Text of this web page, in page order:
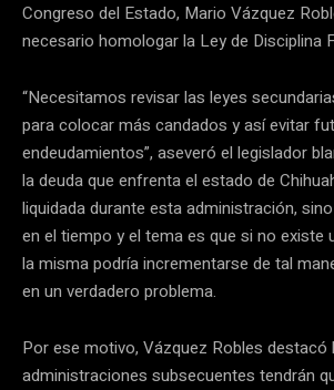
Congreso del Estado, Mario Vázquez
necesario homologar la Ley de Disciplina
“Necesitamos revisar las leyes
para colocar más candados y así evitar
endeudamientos”, aseveró el legislador
la deuda que enfrenta el estado de
liquidada durante esta administración,
en el tiempo y el tema es que si no existe
la misma podría incrementarse de tal
en un verdadero problema.
Por ese motivo, Vázquez Robles destacó
administraciones subsecuentes tendrán